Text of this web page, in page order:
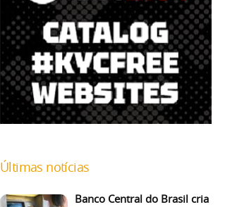
Últimas notícias
Banco Central do Brasil cria